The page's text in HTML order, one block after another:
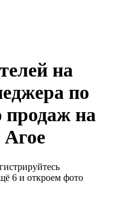
на
по
на
6 и откроем фото